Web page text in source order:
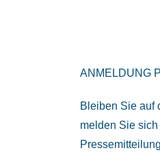
ANMELDUNG
Bleiben Sie auf
melden Sie